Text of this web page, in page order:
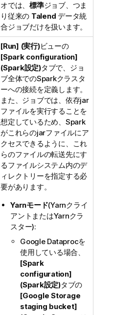
オでは、 標準ジョブ、つま
り従来の Talend データ統
合ジョブだけを扱います。
[Run] (実行)ビューの
[Spark configuration]
(Spark設定)タブで、ジョ
ブ全体でのSparkクラスタ
ーへの接続を定義します。
また、ジョブでは、依存jar
ファイルを実行することを
想定しているため、Spark
がこれらのjarファイルにア
クセスできるように、これ
らのファイルの転送先にす
るファイルシステム内のデ
ィレクトリーを指定する必
要があります。
Yarnモード(Yarnクライ
アントまたはYarnクラ
スター):
Google Dataprocを
使用している場合、
[Spark
configuration]
(Spark設定)タブの
[Google Storage
staging bucket]